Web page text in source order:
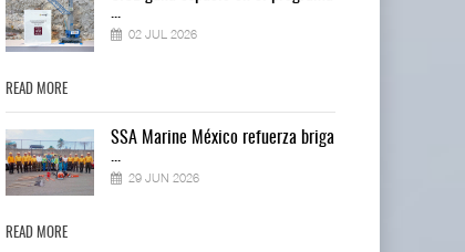
portuario y servici ...
05 AGO 2026
portuario y servici ...
02 JUL 2026
READ MORE
SSA Marine México refuerza briga
...
29 JUN 2026
READ MORE